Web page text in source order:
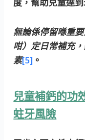
度，幫助兒童達
無論係停留喺重
咁）定日常補充
素[5] 。
兒童補鈣的功
蛀牙風險